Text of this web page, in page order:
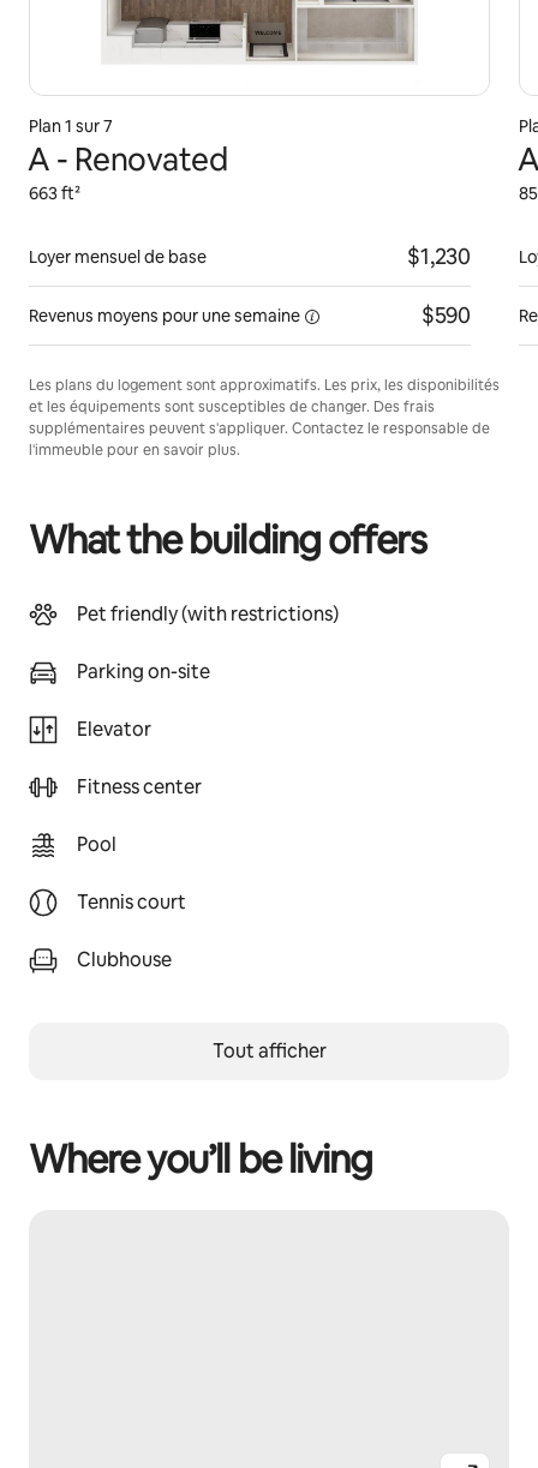
Plan 1 sur 7
A - Renovated
663 ft²
Loyer mensuel de base $1,230
Revenus moyens pour unesemaine $590
Les plans du logement sont approximatifs. Les prix, les disponibilités
et les équipements sont susceptibles de changer. Des frais
supplémentaires peuvent s'appliquer. Contactez le responsable de
l'immeuble pour en savoir plus.
What the building offers
Pet friendly (with restrictions)
Parking on-site
Elevator
Fitness center
Pool
Tennis court
Clubhouse
Tout afficher
Where you’ll be living